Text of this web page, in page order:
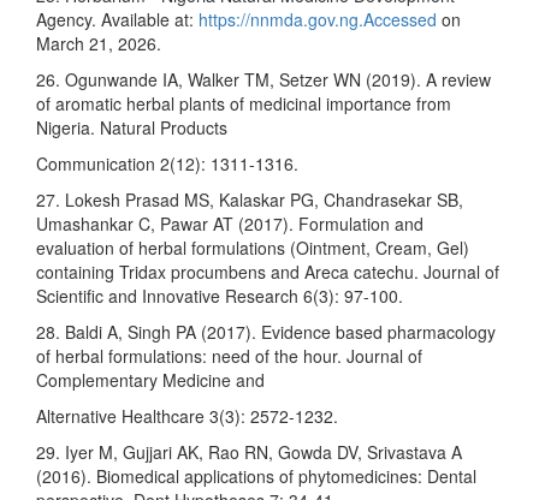
Agency. Available at: https://nnmda.gov.ng.Accessed on
March 21, 2026.
26. Ogunwande IA, Walker TM, Setzer WN (2019). A review
of aromatic herbal plants of medicinal importance from
Nigeria. Natural Products
Communication 2(12): 1311-1316.
27. Lokesh Prasad MS, Kalaskar PG, Chandrasekar SB,
Umashankar C, Pawar AT (2017). Formulation and
evaluation of herbal formulations (Ointment, Cream, Gel)
containing Tridax procumbens and Areca catechu. Journal of
Scientific and Innovative Research 6(3): 97-100.
28. Baldi A, Singh PA (2017). Evidence based pharmacology
of herbal formulations: need of the hour. Journal of
Complementary Medicine and
Alternative Healthcare 3(3): 2572-1232.
29. Iyer M, Gujjari AK, Rao RN, Gowda DV, Srivastava A
(2016). Biomedical applications of phytomedicines: Dental